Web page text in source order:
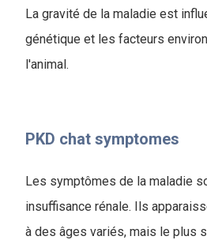
La gravité de la maladie est
génétique et les facteurs
l'animal.
PKD chat symptomes
Les symptômes de la maladie
insuffisance rénale. Ils
à des âges variés, mais le plus